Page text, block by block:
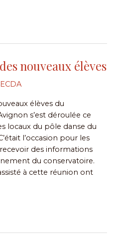
nouveaux élèves
élèves du
s’est déroulée ce
locaux du pôle danse du
l’occasion pour les
des informations
du conservatoire.
à cette réunion ont